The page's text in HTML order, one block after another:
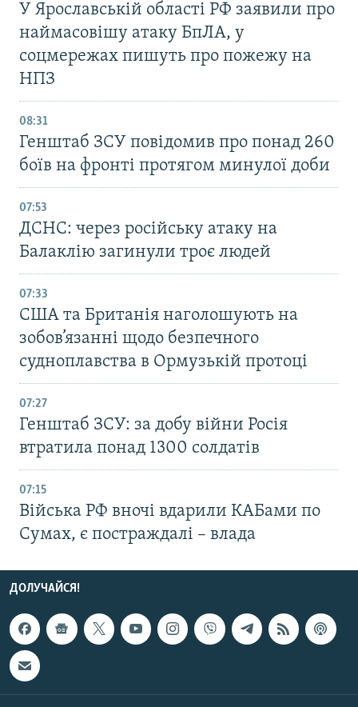
У Ярославській області РФ заявили про
наймасовішу атаку БпЛА, у
соцмережах пишуть про пожежу на
НПЗ
08:31
Генштаб ЗСУ повідомив про понад 260
боїв на фронті протягом минулої доби
07:53
ДСНС: через російську атаку на
Балаклію загинули троє людей
07:33
США та Британія наголошують на
зобов’язанні щодо безпечного
судноплавства в Ормузькій протоці
07:27
Генштаб ЗСУ: за добу війни Росія
втратила понад 1300 солдатів
07:15
Війська РФ вночі вдарили КАБами по
Сумах, є постраждалі – влада
ДОЛУЧАЙСЯ!